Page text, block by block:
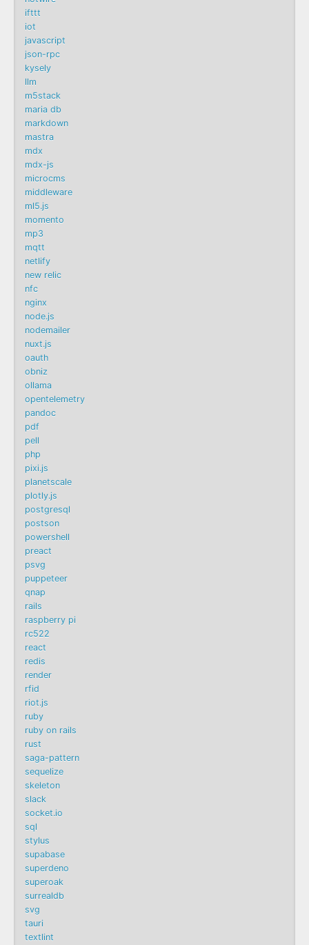
ifttt
iot
javascript
json-rpc
kysely
llm
m5stack
maria db
markdown
mastra
mdx
mdx-js
microcms
middleware
ml5.js
momento
mp3
mqtt
netlify
new relic
nfc
nginx
node.js
nodemailer
nuxt.js
oauth
obniz
ollama
opentelemetry
pandoc
pdf
pell
php
pixi.js
planetscale
plotly.js
postgresql
postson
powershell
preact
psvg
puppeteer
qnap
rails
raspberry pi
rc522
react
redis
render
rfid
riot.js
ruby
ruby on rails
rust
saga-pattern
sequelize
skeleton
slack
socket.io
sql
stylus
supabase
superdeno
superoak
surrealdb
svg
tauri
textlint